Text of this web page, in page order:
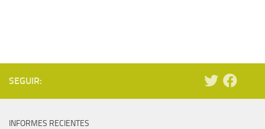
SEGUIR:
INFORMES RECIENTES